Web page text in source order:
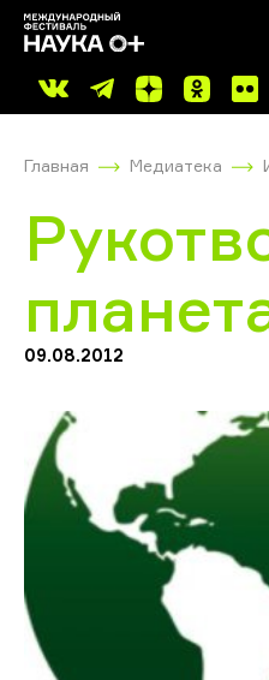
Главная Медиатека
09.08.2012